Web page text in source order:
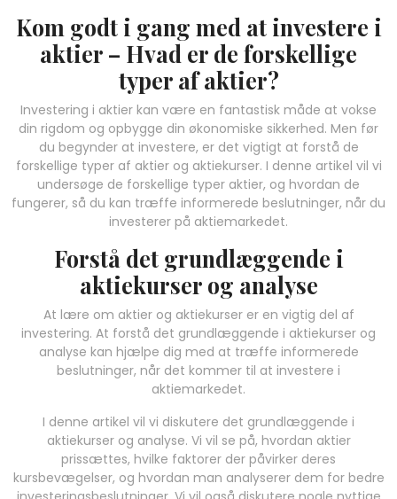
Kom godt i gang med at investere i
aktier – Hvad er de forskellige
typer af aktier?
Investering i aktier kan være en fantastisk måde at vokse
din rigdom og opbygge din økonomiske sikkerhed. Men før
du begynder at investere, er det vigtigt at forstå de
forskellige typer af aktier og aktiekurser. I denne artikel vil vi
undersøge de forskellige typer aktier, og hvordan de
fungerer, så du kan træffe informerede beslutninger, når du
investerer på aktiemarkedet.
Forstå det grundlæggende i
aktiekurser og analyse
At lære om aktier og aktiekurser er en vigtig del af
investering. At forstå det grundlæggende i aktiekurser og
analyse kan hjælpe dig med at træffe informerede
beslutninger, når det kommer til at investere i
aktiemarkedet.
I denne artikel vil vi diskutere det grundlæggende i
aktiekurser og analyse. Vi vil se på, hvordan aktier
prissættes, hvilke faktorer der påvirker deres
kursbevægelser, og hvordan man analyserer dem for bedre